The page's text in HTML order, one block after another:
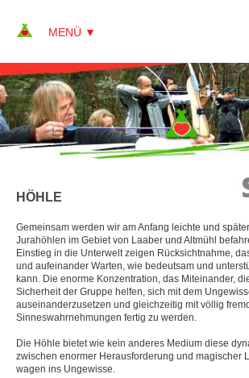
AUSBILDUNG ERLEBNISPÄDAGOGIK
Aufbau und Struktur
Lehrgänge
Einführungskurs
Mountainbike & Bauprojekte
Erlebnispädagogik im Winter
HÖHLE
Gemeinsam werden wir am Anfang leichte und
Jurahöhlen im Gebiet von Laaber und Altmühl
Einstieg in die Unterwelt zeigen Rücksichtnahme,
und aufeinander Warten, wie bedeutsam und
kann. Die enorme Konzentration, das Miteinander,
Sicherheit der Gruppe helfen, sich mit dem
auseinanderzusetzen und gleichzeitig mit völlig
Sinneswahrnehmungen fertig zu werden.
Die Höhle bietet wie kein anderes Medium diese
zwischen enormer Herausforderung und magischer
wagen ins Ungewisse.